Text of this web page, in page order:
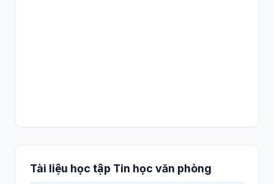
Tài liệu học tập Tin học văn phòng